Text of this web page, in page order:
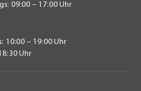
09:00 – 17:00 Uhr
10:00 – 19:00 Uhr
Uhr